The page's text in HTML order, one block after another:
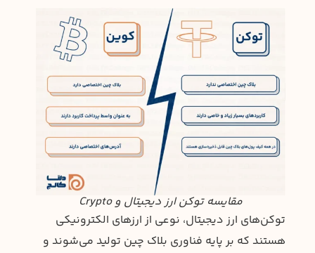
مقایسه توکن ارز دیجیتال و Crypto
توکن‌های ارز دیجیتال، نوعی از ارزهای الکترونیکی
هستند که بر پایه فناوری بلاک چین تولید می‌شوند و